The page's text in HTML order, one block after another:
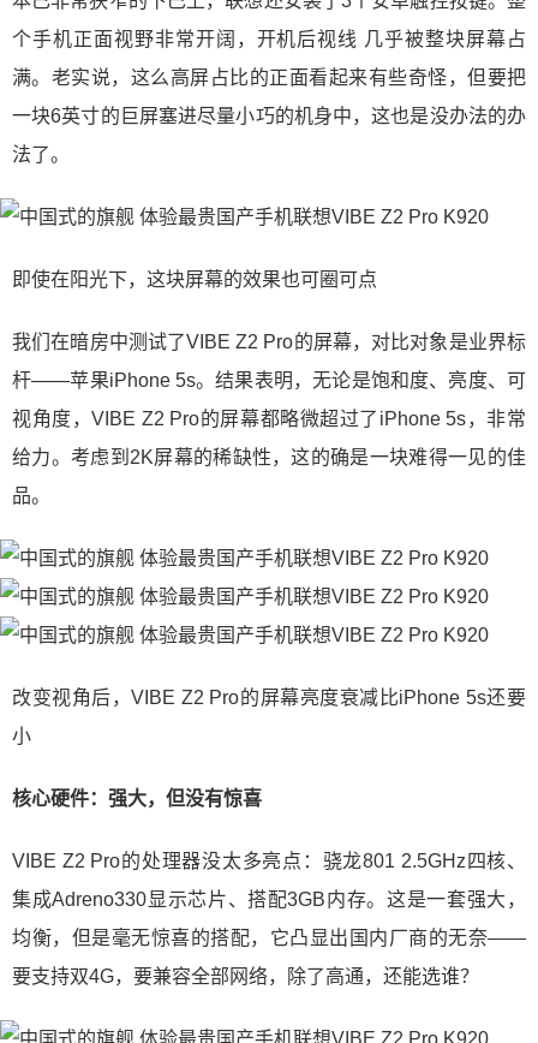
个手机正面视野非常开阔，开机后视线 几乎被整块屏幕占
满。老实说，这么高屏占比的正面看起来有些奇怪，但要把
一块6英寸的巨屏塞进尽量小巧的机身中，这也是没办法的办
法了。
即使在阳光下，这块屏幕的效果也可圈可点
我们在暗房中测试了VIBE Z2 Pro的屏幕，对比对象是业界标
杆——苹果iPhone 5s。结果表明，无论是饱和度、亮度、可
视角度，VIBE Z2 Pro的屏幕都略微超过了iPhone 5s，非常
给力。考虑到2K屏幕的稀缺性，这的确是一块难得一见的佳
品。
改变视角后，VIBE Z2 Pro的屏幕亮度衰减比iPhone 5s还要
小
核心硬件：强大，但没有惊喜
VIBE Z2 Pro的处理器没太多亮点：骁龙801 2.5GHz四核、
集成Adreno330显示芯片、搭配3GB内存。这是一套强大，
均衡，但是毫无惊喜的搭配，它凸显出国内厂商的无奈——
要支持双4G，要兼容全部网络，除了高通，还能选谁？